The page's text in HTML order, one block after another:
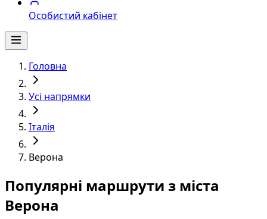
Особистий кабінет
Головна
Усі напрямки
Італія
Верона
Популярні маршрути з міста
Верона